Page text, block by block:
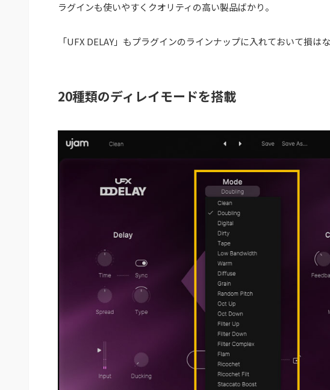
ラグインも使いやすくクオリティの高い製品ばかり。
「UFX DELAY」もプラグインのラインナップに入れておいて損は
20種類のディレイモードを搭載